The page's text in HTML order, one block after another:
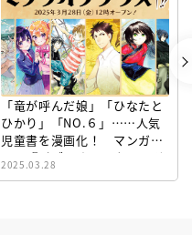
「竜が呼んだ娘」「ひなたと
ひかり」「NO.６」……人気
児童書を漫画化！ マンガサ
イト『ビブリオシリウス』誕
生！
2025.03.28